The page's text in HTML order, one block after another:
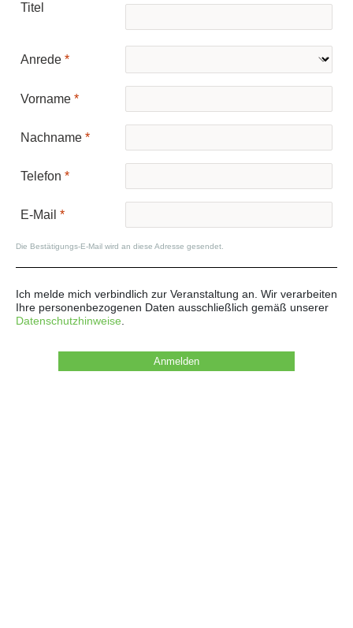
Titel
Anrede
Vorname
Nachname
Telefon
E-Mail
Die Bestätigungs-E-Mail wird an diese Adresse gesendet.
Ich melde mich verbindlich zur Veranstaltung an. Wir verarbeiten
Ihre personenbezogenen Daten ausschließlich gemäß unserer
Datenschutzhinweise
Anmelden